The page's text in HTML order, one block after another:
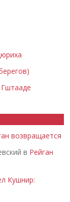
возвращается
в Рейган
Кушнир: